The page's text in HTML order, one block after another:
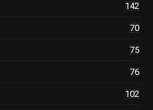
142
70
75
76
102